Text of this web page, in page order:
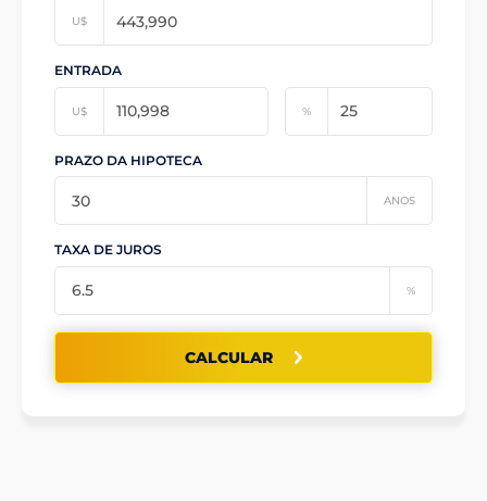
U$
ENTRADA
U$ %
PRAZO DA HIPOTECA
ANOS
TAXA DE JUROS
%
CALCULAR